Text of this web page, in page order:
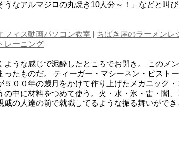
うなアルマジロの丸焼き10人分～！」などと叫び
フィス動画パソコン教室 ちばき屋のラーメンレ
レーニング
ような感じで泥酔したところでお開き。 このメ
ったものだ。 ティーガー・マシーネン・ピス
５００年の歳月をかけて作り上げたメカニック・
の中に材料をつめて使う。火・水・氷・雷・闇、
戚の人達の前で就職してるような振る舞いができ